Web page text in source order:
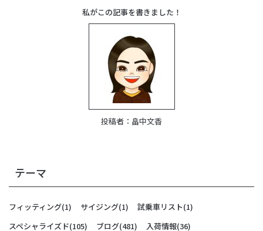
私がこの記事を書きました！
投稿者： 畠中文香
テーマ
フィッティング(1) サイジング(1) 試乗車リスト(1)
スペシャライズド(105) ブログ(481) 入荷情報(36)